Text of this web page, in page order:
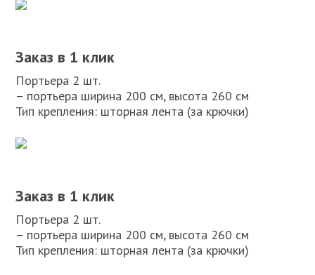
Заказ в 1 клик
Портьера 2 шт.
– портьера ширина 200 см, высота 260 см
Тип крепления: шторная лента (за крючки)
Заказ в 1 клик
Портьера 2 шт.
– портьера ширина 200 см, высота 260 см
Тип крепления: шторная лента (за крючки)